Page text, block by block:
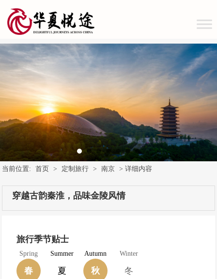
当前位置: 首页 > 定制旅行 > 南京 > 详细内容
穿越古韵秦淮，品味金陵风情
旅行季节贴士
Spring
春
Summer
夏
Autumn
秋
Winter
冬